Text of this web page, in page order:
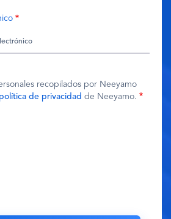
recopilados por Neeyamo
política de privacidad de Neeyamo.